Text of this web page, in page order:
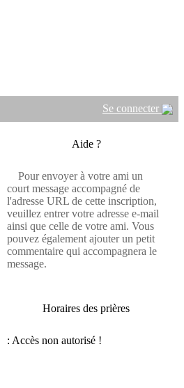
Se connecter
Aide ?
Pour envoyer à votre ami un
court message accompagné de
l'adresse URL de cette inscription,
veuillez entrer votre adresse e-mail
ainsi que celle de votre ami. Vous
pouvez également ajouter un petit
commentaire qui accompagnera le
message.
Horaires des prières